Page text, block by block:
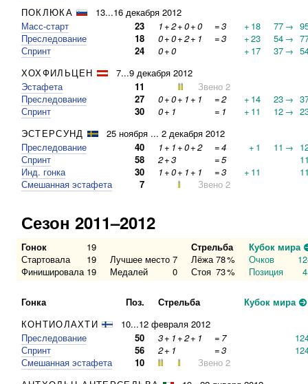
ПОКЛЮКА
13...16 декабря 2012
Масс-старт
23 1+2+0+0 =3 + 18 77→
Преследование
18 0+0+2+ 1 =3 +23 54→
Спринт
24 0+0 + 17 37→
ХОХФИЛЬЦЕН
7...9 декабря 2012
Эстафета
11
Звено 2
Преследование
27 0+0+ 1+ 1 =2 + 14 23→
Спринт
30 0+ 1 = 1 + 11 12→
ЭСТЕРСУНД
25 ноября ... 2 декабря 2012
Преследование
40 1+ 1+0+2 =4 + 1 11 →
Спринт
58 2+3 =5
Инд. гонка
30 1+0+ 1+ 1 =3 + 11
Смешанная эстафета
7 Звено 2
Сезон 2011–2012
Гонок 19 Стрельба
Кубок мира
Стартовала
19 Лучшее место 7 Лёжа 78% Очков
Финишировала 19 Медалей 0 Стоя 73% Позиция
Гонка Поз. Стрельба
Кубок мира
КОНТИОЛАХТИ
10...12 февраля 2012
Преследование
50 3+ 1+2+ 1 = 7
Спринт
56 2+ 1 =3
Смешанная эстафета
10
Звено 2